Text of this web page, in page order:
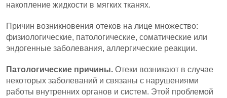
накопление жидкости в мягких тканях.
Причин возникновения отеков на лице множество:
физиологические, патологические, соматические или
эндогенные заболевания, аллергические реакции.
Патологические причины. Отеки возникают в случае
некоторых заболеваний и связаны с нарушениями
работы внутренних органов и систем. Этой проблемой